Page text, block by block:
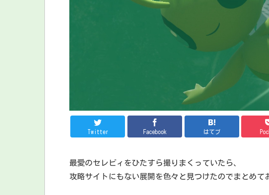
Twitter Facebook はてブ
最愛のセレビィをひたすら撮りまくっていたら、
攻略サイトにもない展開を色々と見つけたのでまとめて